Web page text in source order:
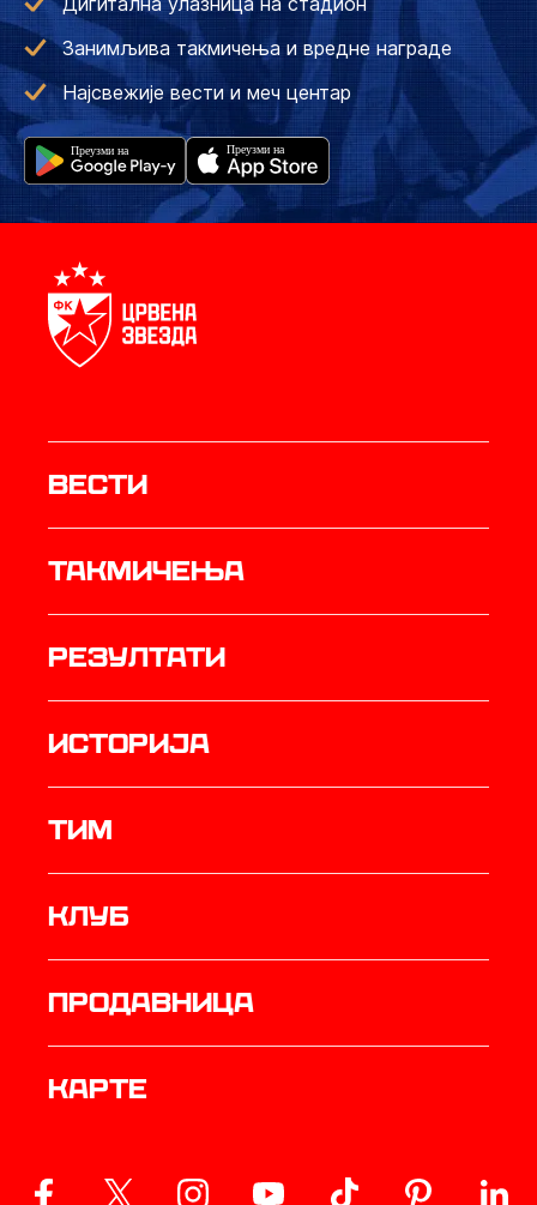
Занимљива такмичења и вредне награде
Најсвежије вести и меч центар
Вести
Такмичења
резултати
историја
ТИМ
Клуб
продавница
Карте